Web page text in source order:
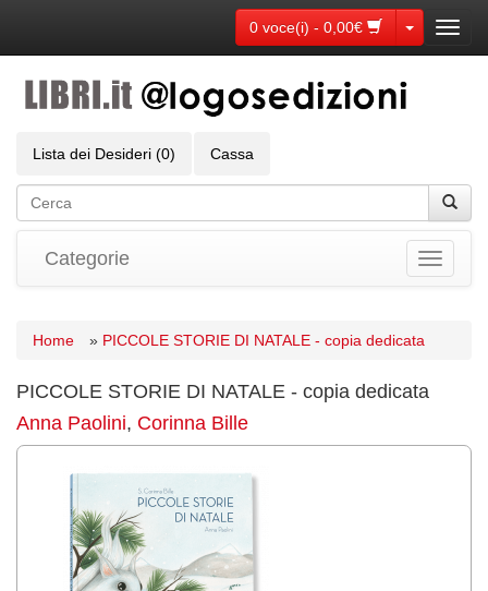
0 voce(i) - 0,00€ Toggle
Lista dei Desideri (0) Cassa
Toggle
Categorie
Home » PICCOLE STORIE DI NATALE - copia dedicata
PICCOLE STORIE DI NATALE - copia dedicata
Anna Paolini, Corinna Bille